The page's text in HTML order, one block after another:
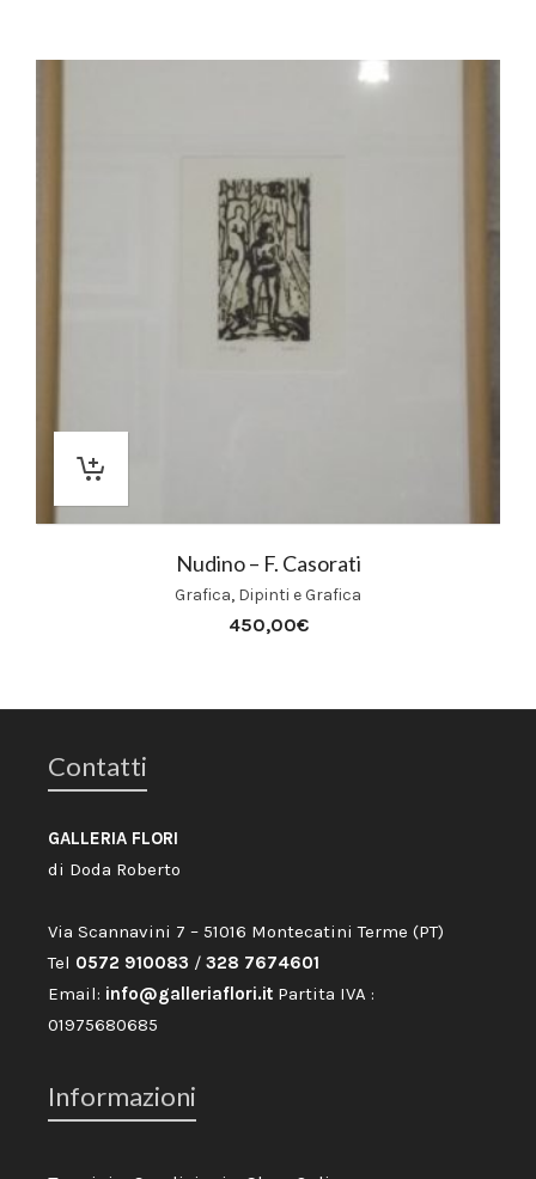
Nudino – F. Casorati
Grafica, Dipinti e Grafica
450,00€
Contatti
GALLERIA FLORI
di Doda Roberto
Via Scannavini 7 – 51016 Montecatini Terme (PT)
Tel 0572 910083 / 328 7674601
Email: info@galleriaflori.it Partita IVA :
01975680685
Informazioni